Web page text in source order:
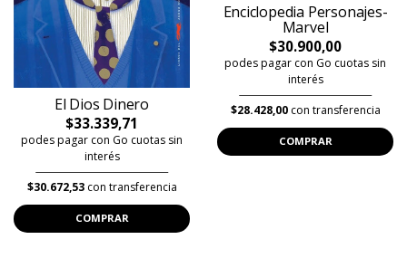
El Dios Dinero
$33.339,71
podes pagar con Go cuotas sin
interés
$30.672,53con transferencia
COMPRAR
Enciclopedia Personajes-
Marvel
$30.900,00
podes pagar con Go cuotas sin
interés
$28.428,00con transferencia
COMPRAR